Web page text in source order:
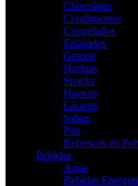
Chocolates
Condimentos
Congelados
Enlatados
Granos
Harinas
Snacks
Huevos
Lácteos
Salsas
Pan
Refrescos en
Bebidas
Agua
Bebidas